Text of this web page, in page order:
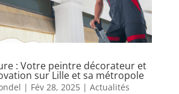
: Votre peintre décorateur et
sur Lille et sa métropole
| Fév 28, 2025| Actualités